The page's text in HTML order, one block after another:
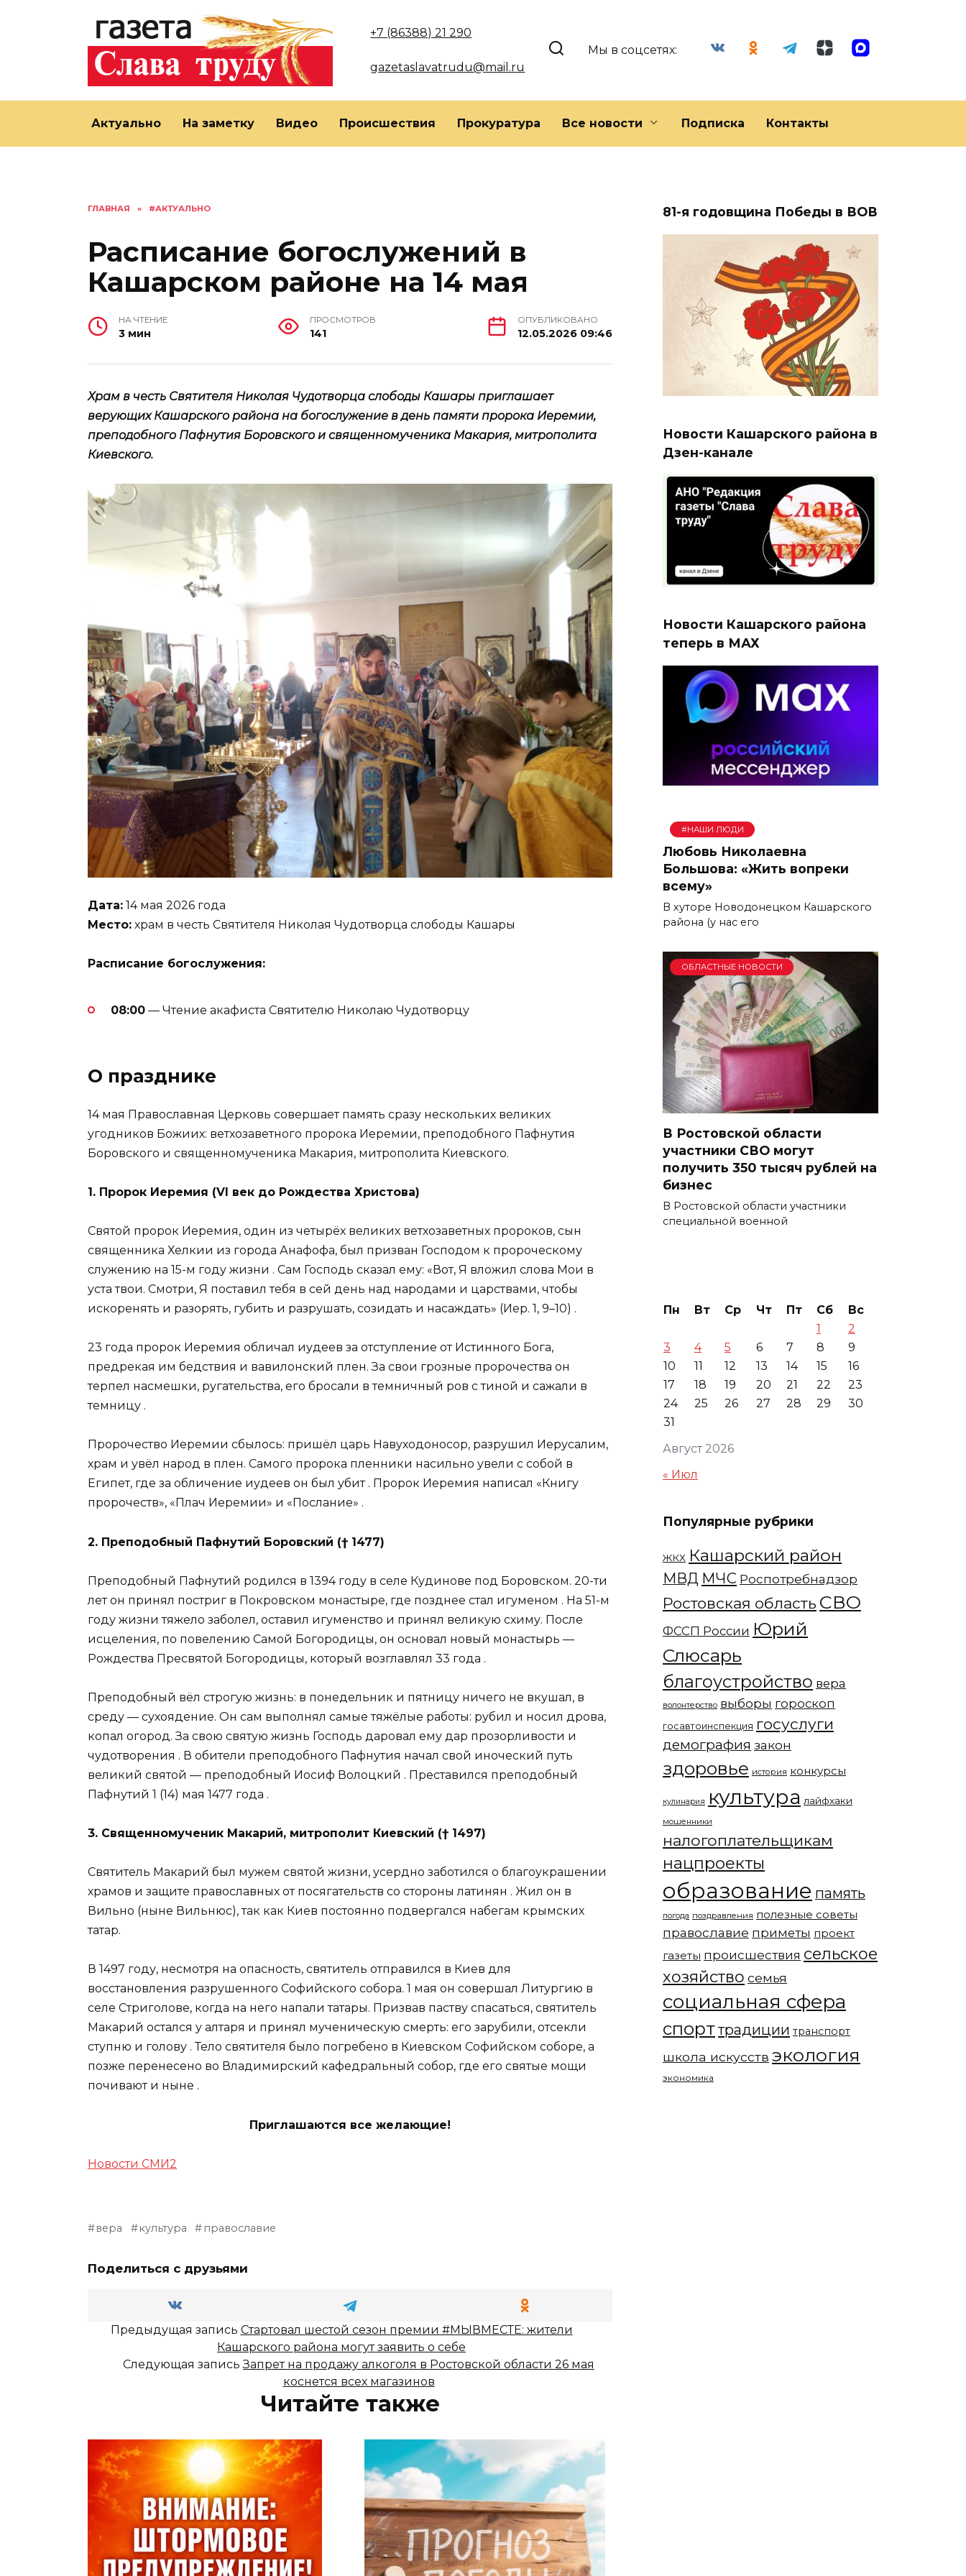
+7 (86388) 21 290
gazetaslavatrudu@mail.ru
Мы в соцсетях:
Актуально На заметку Видео Происшествия Прокуратура Все новости Подписка Контакты
ГЛАВНАЯ » #АКТУАЛЬНО
Расписание богослужений в
Кашарском районе на 14 мая
НА ЧТЕНИЕ
3 мин
ПРОСМОТРОВ
141
ОПУБЛИКОВАНО
12.05.2026 09:46
Храм в честь Святителя Николая Чудотворца слободы Кашары приглашает
верующих Кашарского района на богослужение в день памяти пророка Иеремии,
преподобного Пафнутия Боровского и священномученика Макария, митрополита
Киевского.
Дата: 14 мая 2026 года
Место: храм в честь Святителя Николая Чудотворца слободы Кашары
Расписание богослужения:
08:00 — Чтение акафиста Святителю Николаю Чудотворцу
О празднике
14 мая Православная Церковь совершает память сразу нескольких великих
угодников Божиих: ветхозаветного пророка Иеремии, преподобного Пафнутия
Боровского и священномученика Макария, митрополита Киевского.
1. Пророк Иеремия (VI век до Рождества Христова)
Святой пророк Иеремия, один из четырёх великих ветхозаветных пророков, сын
священника Хелкии из города Анафофа, был призван Господом к пророческому
служению на 15-м году жизни . Сам Господь сказал ему: «Вот, Я вложил слова Мои в
уста твои. Смотри, Я поставил тебя в сей день над народами и царствами, чтобы
искоренять и разорять, губить и разрушать, созидать и насаждать» (Иер. 1, 9–10) .
23 года пророк Иеремия обличал иудеев за отступление от Истинного Бога,
предрекая им бедствия и вавилонский плен. За свои грозные пророчества он
терпел насмешки, ругательства, его бросали в темничный ров с тиной и сажали в
темницу .
Пророчество Иеремии сбылось: пришёл царь Навуходоносор, разрушил Иерусалим,
храм и увёл народ в плен. Самого пророка пленники насильно увели с собой в
Египет, где за обличение иудеев он был убит . Пророк Иеремия написал «Книгу
пророчеств», «Плач Иеремии» и «Послание» .
2. Преподобный Пафнутий Боровский († 1477)
Преподобный Пафнутий родился в 1394 году в селе Кудинове под Боровском. 20-ти
лет он принял постриг в Покровском монастыре, где позднее стал игуменом . На 51-м
году жизни тяжело заболел, оставил игуменство и принял великую схиму. После
исцеления, по повелению Самой Богородицы, он основал новый монастырь —
Рождества Пресвятой Богородицы, который возглавлял 33 года .
Преподобный вёл строгую жизнь: в понедельник и пятницу ничего не вкушал, в
среду — сухоядение. Он сам выполнял самые тяжёлые работы: рубил и носил дрова,
копал огород. За свою святую жизнь Господь даровал ему дар прозорливости и
чудотворения . В обители преподобного Пафнутия начал свой иноческий путь
великий святой — преподобный Иосиф Волоцкий . Преставился преподобный
Пафнутий 1 (14) мая 1477 года .
3. Священномученик Макарий, митрополит Киевский († 1497)
Святитель Макарий был мужем святой жизни, усердно заботился о благоукрашении
храмов и защите православных от посягательств со стороны латинян . Жил он в
Вильно (ныне Вильнюс), так как Киев постоянно подвергался набегам крымских
татар.
В 1497 году, несмотря на опасность, святитель отправился в Киев для
восстановления разрушенного Софийского собора. 1 мая он совершал Литургию в
селе Стриголове, когда на него напали татары. Призвав паству спасаться, святитель
Макарий остался у алтаря и принял мученическую смерть: его зарубили, отсекли
ступню и голову . Тело святителя было погребено в Киевском Софийском соборе, а
позже перенесено во Владимирский кафедральный собор, где его святые мощи
почивают и ныне .
Приглашаются все желающие!
Новости СМИ2
вера культура православие
Поделиться с друзьями
Предыдущая запись Стартовал шестой сезон премии #МЫВМЕСТЕ: жители
Кашарского района могут заявить о себе
Следующая записьЗапрет на продажу алкоголя в Ростовской области 26 мая
коснется всех магазинов
Читайте также
81-я годовщина Победы в ВОВ
Новости Кашарского района в
Дзен-канале
Новости Кашарского района
теперь в МАХ
#НАШИ ЛЮДИ
Любовь Николаевна
Большова: «Жить вопреки
всему»
В хуторе Новодонецком Кашарского
района (у нас его
ОБЛАСТНЫЕ НОВОСТИ
В Ростовской области
участники СВО могут
получить 350 тысяч рублей на
бизнес
В Ростовской области участники
специальной военной
Август 2026
Пн Вт Ср Чт Пт Сб
Вс
1
2
3
4 5 6 7 8
9
10
11 12 13 14 15
16
17
18 19 20 21 22
23
24
25 26 27 28 29
30
31
« Июл
Популярные рубрики
ЖКХ Кашарский район
МВД МЧС Роспотребнадзор
Ростовская область СВО
ФССП России Юрий
Слюсарь
благоустройство вера
волонтерство выборы гороскоп
госавтоинспекция госуслуги
демография закон
здоровье история конкурсы
кулинария культура лайфхаки
мошенники
налогоплательщикам
нацпроекты
образование память
погода поздравления полезные советы
православие приметы проект
газеты происшествия сельское
хозяйство семья
социальная сфера
спорттрадиции транспорт
школа искусств экология
экономика